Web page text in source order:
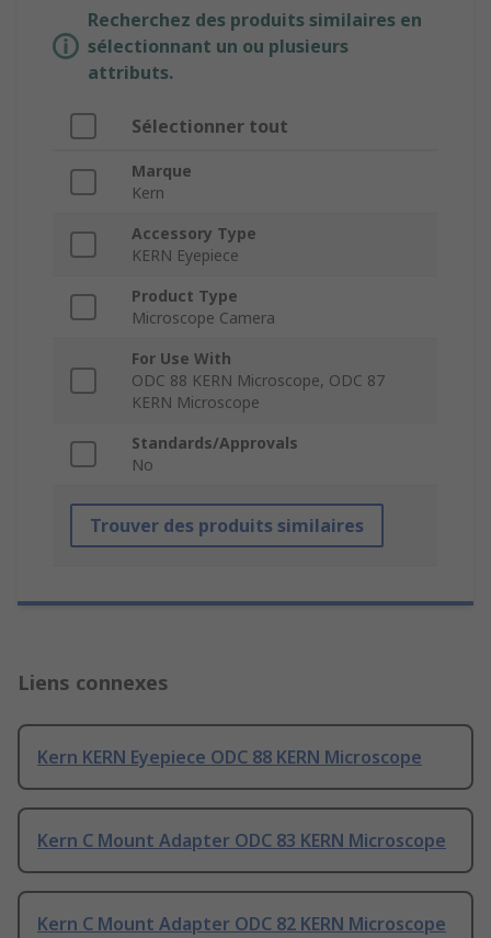
Recherchez des produits similaires en
sélectionnant un ou plusieurs
attributs.
Sélectionner tout
Marque
Kern
Accessory Type
KERN Eyepiece
Product Type
Microscope Camera
For Use With
ODC 88 KERN Microscope, ODC 87
KERN Microscope
Standards/Approvals
No
Trouver des produits similaires
Liens connexes
Kern KERN Eyepiece ODC 88 KERN Microscope
Kern C Mount Adapter ODC 83 KERN Microscope
Kern C Mount Adapter ODC 82 KERN Microscope